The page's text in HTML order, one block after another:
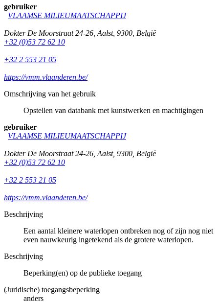
gebruiker
VLAAMSE MILIEUMAATSCHAPPIJ
Dokter De Moorstraat 24-26 Aalst, 9300 België
+32 (0)53 72 62 10
+32 2 553 21 05
https://vmm.vlaanderen.be/
Omschrijving van het gebruik
Opstellen van databank met kunstwerken en machtigingen
gebruiker
VLAAMSE MILIEUMAATSCHAPPIJ
Dokter De Moorstraat 24-26 Aalst, 9300 België
+32 (0)53 72 62 10
+32 2 553 21 05
https://vmm.vlaanderen.be/
Beschrijving
Een aantal kleinere waterlopen ontbreken nog of zijn nog niet
even nauwkeurig ingetekend als de grotere waterlopen.
Beschrijving
Beperking(en) op de publieke toegang
(Juridische) toegangsbeperking
anders